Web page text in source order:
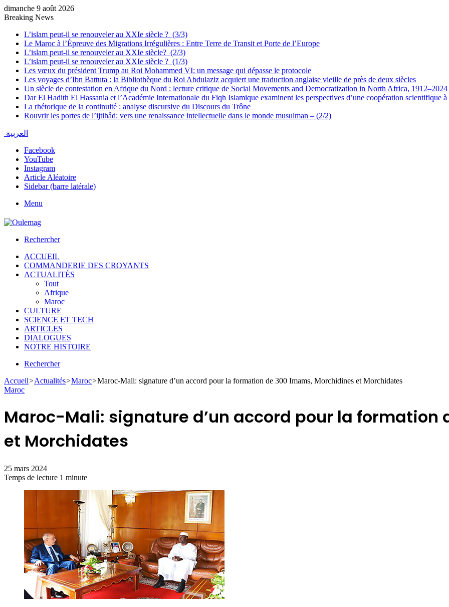
dimanche 9 août 2026
Breaking News
L’islam peut-il se renouveler au XXIe siècle ? (3/3)
Le Maroc à l’Épreuve des Migrations Irrégulières : Entre Terre de Transit et Porte de l’Europe
L’islam peut-il se renouveler au XXIe siècle? (2/3)
L’islam peut-il se renouveler au XXIe siècle ? (1/3)
Les vœux du président Trump au Roi Mohammed VI: un message qui dépasse le protocole
Les voyages d’Ibn Battuta : la Bibliothèque du Roi Abdulaziz acquiert une traduction anglaise vieille de près de deux siècles
Un siècle de contestation en Afrique du Nord : lecture critique de Social Movements and Democratization in North Africa,
Dar El Hadith El Hassania et l’Académie Internationale du Fiqh Islamique examinent les perspectives d’une coopération scientifique à
La rhétorique de la continuité : analyse discursive du Discours du Trône
Rouvrir les portes de l’ijtihâd: vers une renaissance intellectuelle dans le monde musulman – (2/2)
العربية
Facebook
YouTube
Instagram
Article Aléatoire
Sidebar (barre latérale)
Menu
Rechercher
ACCUEIL
COMMANDERIE DES CROYANTS
ACTUALITÉS
Tout
Afrique
Maroc
CULTURE
SCIENCE ET TECH
ARTICLES
DIALOGUES
NOTRE HISTOIRE
Rechercher
Accueil>Actualités>Maroc>Maroc-Mali: signature d’un accord pour la formation de 300 Imams, Morchidines et Morchidates
Maroc
Maroc-Mali: signature d’un accord pour la formation
et Morchidates
25 mars 2024
Temps de lecture 1 minute